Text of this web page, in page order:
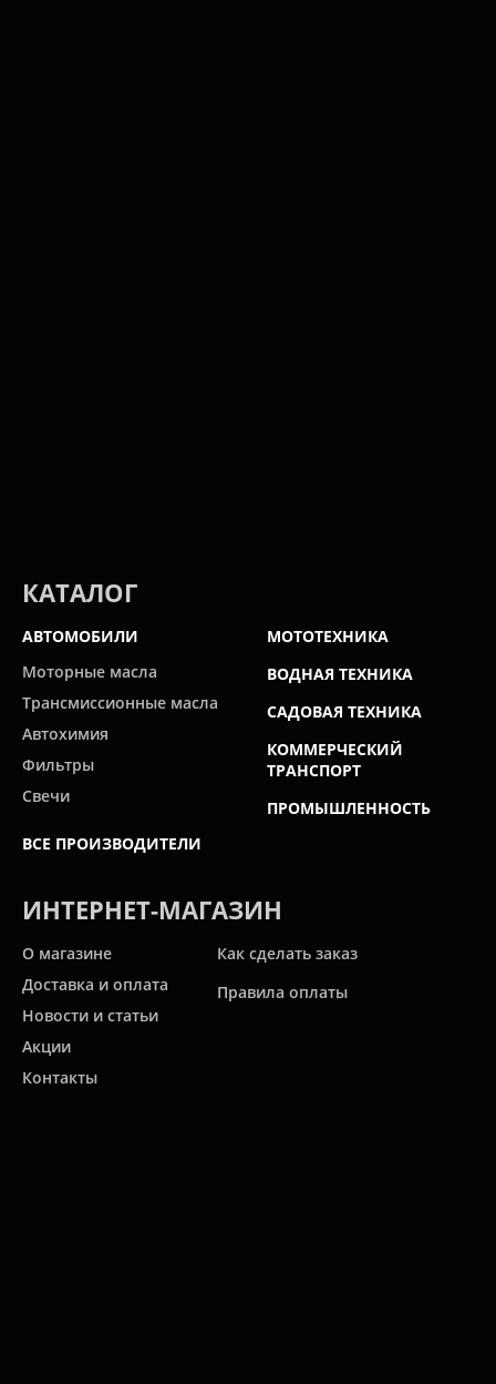
КАТАЛОГ
АВТОМОБИЛИ
Моторные масла
Трансмиссионные масла
Автохимия
Фильтры
Свечи
ВСЕ ПРОИЗВОДИТЕЛИ
МОТОТЕХНИКА
ВОДНАЯ ТЕХНИКА
САДОВАЯ ТЕХНИКА
КОММЕРЧЕСКИЙ
ТРАНСПОРТ
ПРОМЫШЛЕННОСТЬ
ИНТЕРНЕТ-МАГАЗИН
О магазине
Доставка и оплата
Новости и статьи
Акции
Контакты
Как сделать заказ
Правила оплаты